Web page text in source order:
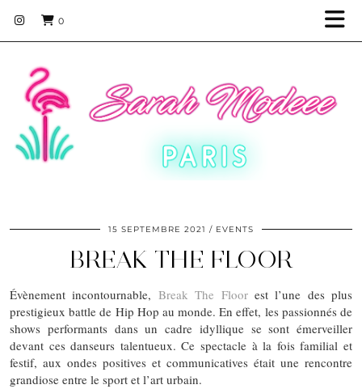
0
15 SEPTEMBRE 2021 EVENTS
BREAK THE FLOOR
Évènement incontournable, Break The Floorest l’une des plus
prestigieux battle de Hip Hop au monde. En effet, les passionnés de
shows performants dans un cadre idyllique se sont émerveiller
devant ces danseurs talentueux. Ce spectacle à la fois familial et
festif, aux ondes positives et communicatives était une rencontre
grandiose entre le sport et l’art urbain.